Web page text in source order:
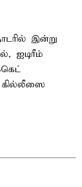
இன்று
ஐடிரீம்
கில்லீஸை